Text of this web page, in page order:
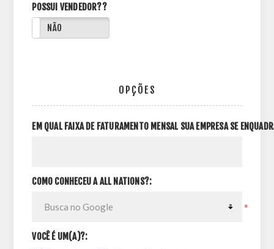
POSSUI VENDEDOR??
NÃO
OPÇÕES
EM QUAL FAIXA DE FATURAMENTO MENSAL SUA EMPRESA SE
COMO CONHECEU A ALL NATIONS?:
*
VOCÊ É UM(A)?: